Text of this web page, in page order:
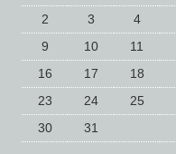
2
3 4
9
10 11
16
17 18
23
24 25
30
31